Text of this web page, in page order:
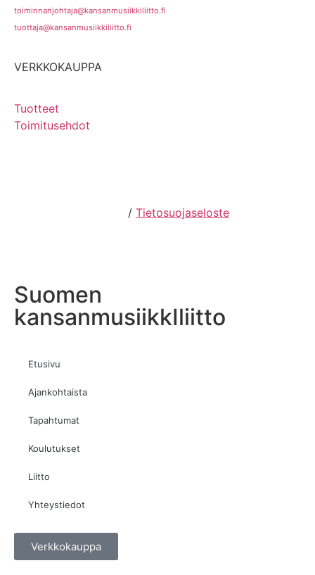
toiminnanjohtaja@kansanmusiikkiliitto.fi
tuottaja@kansanmusiikkiliitto.fi
VERKKOKAUPPA
Tuotteet
Toimitusehdot
/ Tietosuojaseloste
Suomen
kansanmusiikkIliitto
Etusivu
Ajankohtaista
Tapahtumat
Koulutukset
Liitto
Yhteystiedot
Verkkokauppa